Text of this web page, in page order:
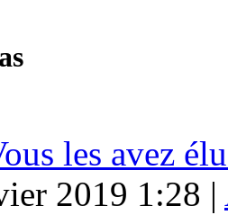
les avez
2019 1:28 |